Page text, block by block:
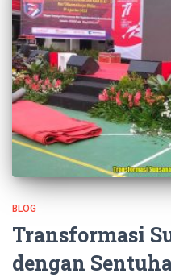
BLOG
Transformasi
dengan